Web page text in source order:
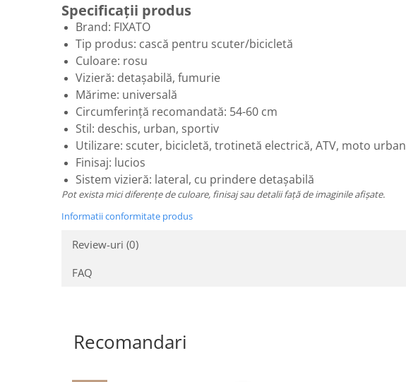
Specificații produs
Brand: FIXATO
Tip produs: cască pentru scuter/bicicletă
Culoare: rosu
Vizieră: detașabilă, fumurie
Mărime: universală
Circumferință recomandată: 54-60 cm
Stil: deschis, urban, sportiv
Utilizare: scuter, bicicletă, trotinetă electrică, ATV, moto urban
Finisaj: lucios
Sistem vizieră: lateral, cu prindere detașabilă
Pot exista mici diferențe de culoare, finisaj sau detalii față de imaginile afișate.
Informatii conformitate produs
Review-uri (0)
FAQ
Recomandari